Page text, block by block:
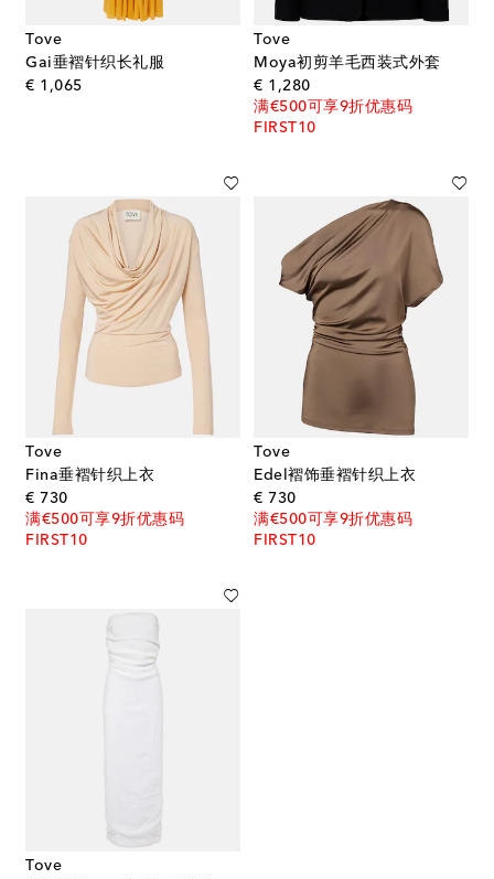
Tove
Gai垂褶针织长礼服
€ 1,065original price
Tove
Moya初剪羊毛西装式外套
€ 1,280original price
满€500可享9折优惠码
FIRST10
Tove
Fina垂褶针织上衣
€ 730original price
满€500可享9折优惠码
FIRST10
Tove
Edel褶饰垂褶针织上衣
€ 730original price
满€500可享9折优惠码
FIRST10
Tove